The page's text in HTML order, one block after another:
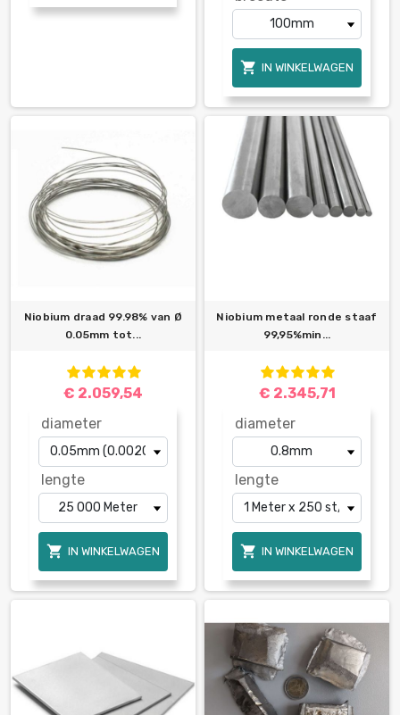
 IN WINKELWAGEN
Niobium draad 99.98% van Ø
0.05mm tot...
€ 2.059,54
diameter
lengte
 IN WINKELWAGEN
Niobium metaal ronde staaf
99,95%min...
€ 2.345,71
diameter
lengte
 IN WINKELWAGEN